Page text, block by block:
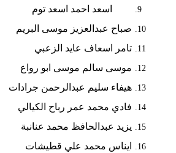
اسعد احمد اسعد توم
صباح عبدالعزيز موسى البريم
تامر اسعاف عايد الزعبي
موسى سالم موسى ابو رواع
هيفاء سليم عبدالرحمن جرادات
فادي محمد عمر رباح الكيالي
يزيد عبدالحافظ محمد عنانبة
ايناس محمد علي قطيشات